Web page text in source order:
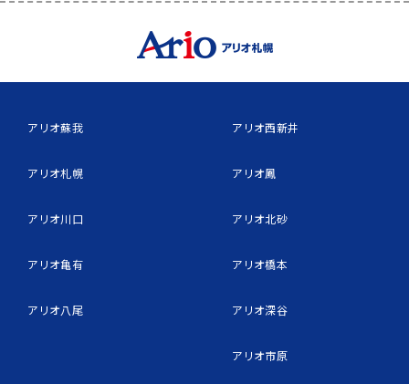
アリオ蘇我
アリオ札幌
アリオ川口
アリオ亀有
アリオ八尾
アリオ西新井
アリオ鳳
アリオ北砂
アリオ橋本
アリオ深谷
アリオ市原